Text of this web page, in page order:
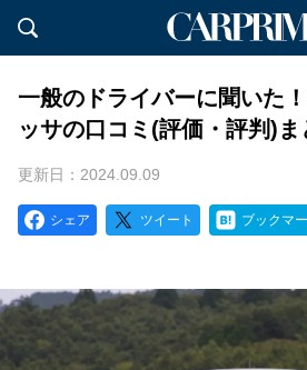
一般のドライバーに聞いた
ッサの口コミ(評価・評判)ま
更新日：2024.09.09
シェア ツイート ブックマ